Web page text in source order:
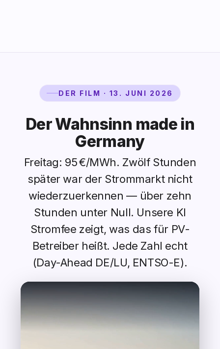
DER FILM · 13. JUNI 2026
Der Wahnsinn made in
Germany
Freitag: 95 €/MWh. Zwölf Stunden
später war der Strommarkt nicht
wiederzuerkennen — über zehn
Stunden unter Null. Unsere KI
Stromfee zeigt, was das für PV-
Betreiber heißt. Jede Zahl echt
(Day-Ahead DE/LU, ENTSO-E).